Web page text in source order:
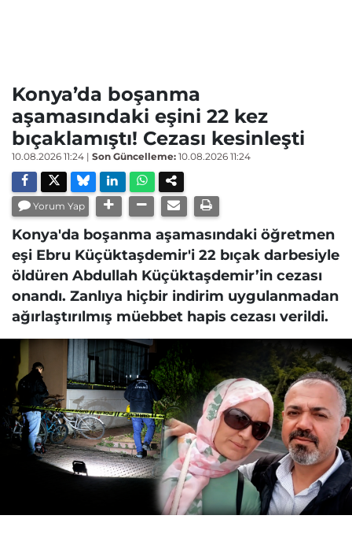
Konya’da boşanma
aşamasındaki eşini 22 kez
bıçaklamıştı! Cezası kesinleşti
10.08.2026 11:24 | Son Güncelleme: 10.08.2026 11:24
Yorum Yap
Konya'da boşanma aşamasındaki öğretmen
eşi Ebru Küçüktaşdemir'i 22 bıçak darbesiyle
öldüren Abdullah Küçüktaşdemir’in cezası
onandı. Zanlıya hiçbir indirim uygulanmadan
ağırlaştırılmış müebbet hapis cezası verildi.